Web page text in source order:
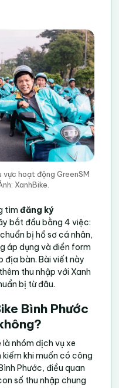
vực hoạt động GreenSM
XanhBike.
tìm đăng ký
bắt đầu bằng 4 việc:
bị hồ sơ cá nhân,
áp dụng và điền form
địa bàn. Bài viết này
thu nhập với Xanh
bị từ đâu.
Bình Phước
là nhóm dịch vụ xe
khi muốn có công
Phước, điều quan
số thu nhập chung